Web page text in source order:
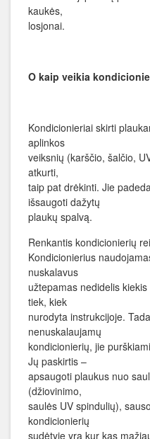
kaukės,
losjonai.
O kaip veikia
Kondicionieriai skirti
aplinkos
veiksnių (karščio, šalčio,
atkurti,
taip pat drėkinti. Jie
išsaugoti dažytų
plaukų spalvą.
Renkantis kondicionierių
Kondicionierius
nuskalavus
užtepamas nedidelis
tiek, kiek
nurodyta instrukcijoje.
nenuskalaujamų
kondicionierių, jie
Jų paskirtis –
apsaugoti plaukus nuo
(džiovinimo,
saulės UV spindulių),
kondicionierių
sudėtyje yra kur kas